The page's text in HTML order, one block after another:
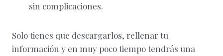
sin complicaciones.
Solo tienes que descargarlos, rellenar tu
información y en muy poco tiempo tendrás una